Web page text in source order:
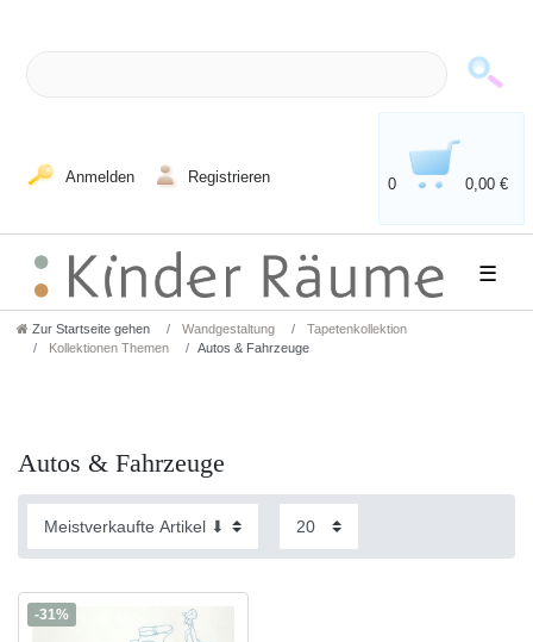
Anmelden Registrieren 0 0,00 €
☰
Zur Startseite gehen Wandgestaltung
Tapetenkollektion
Kollektionen Themen
Autos & Fahrzeuge
Autos & Fahrzeuge
-31%